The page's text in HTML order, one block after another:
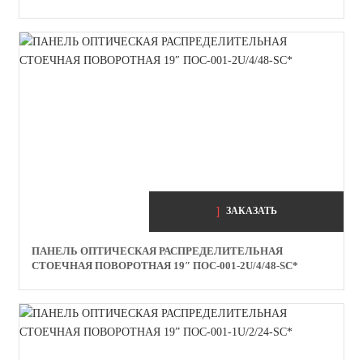
ЗАКАЗАТЬ
ПАНЕЛЬ ОПТИЧЕСКАЯ РАСПРЕДЕЛИТЕЛЬНАЯ
СТОЕЧНАЯ ПОВОРОТНАЯ 19″ ПОС-001-2U/4/48-SC*